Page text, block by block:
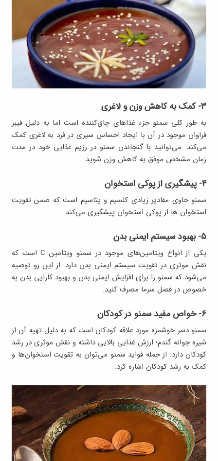
۳- کمک به کاهش وزن و لاغری
به طور کلی سمنو جزء غذاهای چاق‌کننده است اما به دلیل فیبر
فراوان موجود در آن با ایجاد احساس سیری در فرد به لاغری کمک
می‌کند. می‌توانید با گنجاندن سمنو در رژیم غذایی خود در مدت
زمان مشخص موفق به کاهش وزن شوید.
۴- پیشگیری از پوکی استخوان
سمنو حاوی مقادیر زیادی کلسیم و پتاسیم است که ضمن تقویت
استخوان ها از پوکی استخوان پیشگیری می‌کند.
۵- بهبود سیستم ایمنی بدن
یکی از انواع ویتامین‌های موجود در سمنو ویتامین C است که
نقش موثری در تقویت سیستم ایمنی بدن دارد. از این رو توصیه
می‌شود که سمنو را برای افزایش ایمنی بدن و بهبود کارایی بدن به
خصوص در فصل سرما مصرف کنید.
۶- خواص مفید سمنو در کودکان
سمنو دسر خوشمزه مورد علاقه کودکان است که به دلیل تهیه آن از
شیره جوانه گندم؛ ارزش غذایی بالایی داشته و نقش موثری در رشد
کودکان دارد. از جمله فواید سمنو می‌توان به تقویت استخوان‌ها و
کمک به رشد کودکان اشاره کرد.